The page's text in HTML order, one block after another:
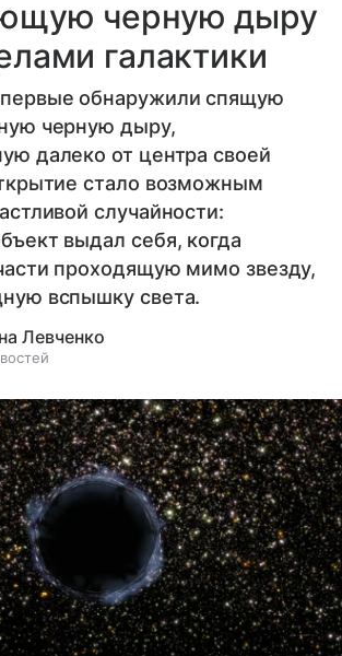
черную дыру
галактики
обнаружили спящую
черную дыру,
далеко от центра своей
стало возможным
случайности:
выдал себя, когда
проходящую мимо звезду,
вспышку света.
Левченко